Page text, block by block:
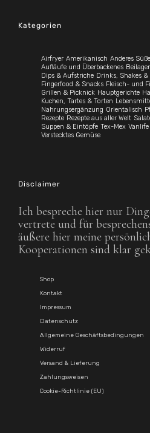
Kategorien
Airfryer Amerikanisch Anderes
Aufläufe und Überbackenes
Dips & Aufstriche Drinks, Shakes
Fingerfood & Snacks Fleisch- und
Grillen & Picknick Hauptgerichte
Kuchen, Tartes & Torten
Nahrungsergänzung Orientalisch
Rezepte Rezepte aus aller Welt
Suppen & Eintöpfe Tex-Mex Vanlife
Verstecktes Gemüse
Disclaimer
Ich bespreche hier nur
vertrete und für
äußere hier meine
Kooperationen sind klar
Shop
Kontakt
Impressum
Datenschutz
Allgemeine Geschäftsbedingungen
Widerruf
Versand & Lieferung
Zahlungsweisen
Cookie-Richtlinie (EU)